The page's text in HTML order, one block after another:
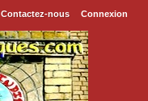
Connexion
Contactez-nous